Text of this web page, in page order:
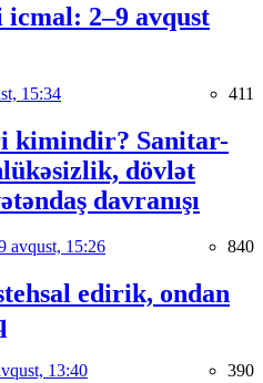
2–9 avqust
15:34 411
kimindir? Sanitar-
dövlət
davranışı
avqust, 15:26 840
edirik, ondan
13:40 390